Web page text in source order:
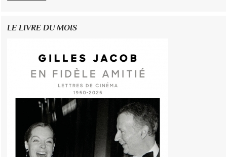
LE LIVRE DU MOIS